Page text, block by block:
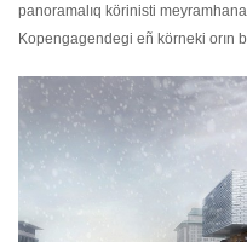
panoramalıq körinisti
Kopengagendegi eñ körneki orın